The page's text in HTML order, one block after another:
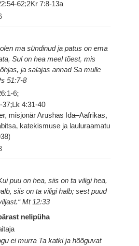
62;2Kr 7:8-13a
ma sündinud ja patus on ema
Sul on hea meel tõest, mis
ja salajas annad Sa mulle
51:7-8
6;
37;Lk 4:31-40
misjonär Arushas Ida–Aafrikas,
katekismuse ja lauluraamatu
puu on hea, siis on ta viligi hea,
siis on ta viligi halb; sest puud
Mt 12:33
nelipüha
ei murra Ta katki ja hõõguvat